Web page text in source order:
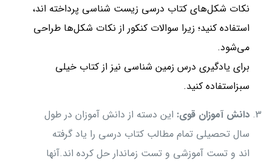
نکات شکل‌های کتاب درسی زیست شناسی پرداخته اند،
استفاده کنید؛ زیرا سوالات کنکور از نکات شکل‌ها طراحی
می‌شود.
برای یادگیری درس زمین شناسی نیز از کتاب خیلی
سبزاستفاده کنید.
دانش آموزان قوی: این دسته از دانش آموزان در طول
سال تحصیلی تمام مطالب کتاب درسی را یاد گرفته
اند و تست آموزشی و تست زماندار حل کرده اند.آنها